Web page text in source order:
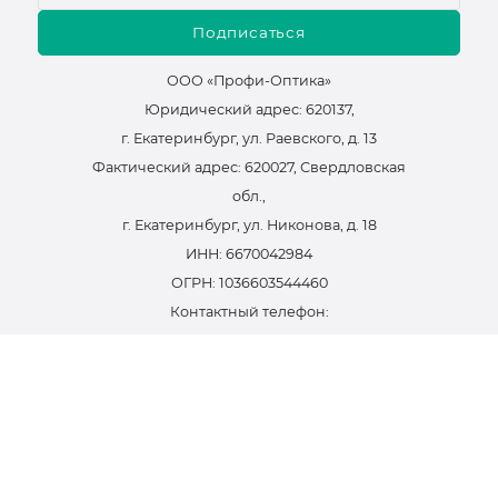
Подписаться
ООО «Профи-Оптика»
Юридический адрес: 620137,
г. Екатеринбург, ул. Раевского, д. 13
Фактический адрес: 620027, Свердловская
обл.,
г. Екатеринбург, ул. Никонова, д. 18
ИНН: 6670042984
ОГРН: 1036603544460
Контактный телефон: